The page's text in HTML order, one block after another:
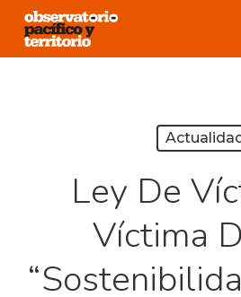
Skip
Ley De
Víctima